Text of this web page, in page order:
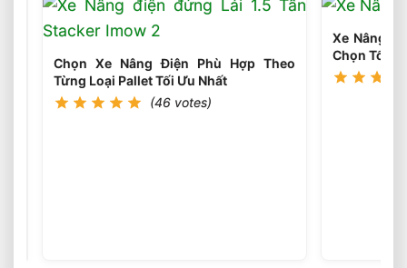
Chọn Xe Nâng Điện Phù Hợp Theo
Từng Loại Pallet Tối Ưu Nhất
(46 votes)
Xe Nâng
Chọn Tối